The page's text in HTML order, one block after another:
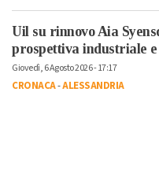
Uil su rinnovo Aia
prospettiva industriale e
Giovedì, 6 Agosto 2026 - 17:17
CRONACA-ALESSANDRIA